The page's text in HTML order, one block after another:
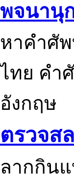
พจนานุ
หาคำศั
ไทย คำ
อังกฤษ
ตรวจส
ลากกิน